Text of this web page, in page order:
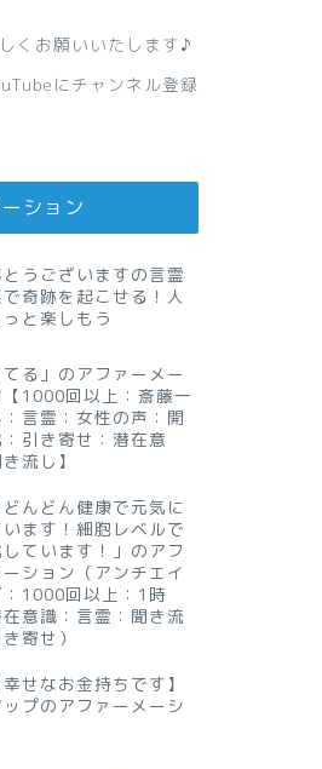
くお願いいたします♪
にチャンネル登録
ション
うございますの言霊
奇跡を起こせる！人
と楽しもう
てる」のアファーメー
【1000回以上：斎藤一
言霊：女性の声：開
引き寄せ：潜在意
流し】
どんどん健康で元気に
ます！細胞レベルで
ています！」のアフ
ション（アンチエイ
：1000回以上：1時
意識：言霊：聞き流
寄せ）
幸せなお金持ちです】
プのアファーメーシ